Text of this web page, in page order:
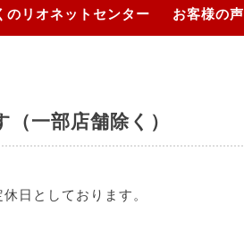
のリオネットセンター お客様の声
一部店舗除く）
日としております。